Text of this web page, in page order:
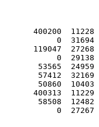
400200  11228
0  31694
119047  27268
0  29138
53565  24959
57412  32169
50860  10403
400313  11229
58508  12482